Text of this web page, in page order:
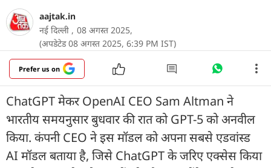
aajtak.in
नई दिल्ली , 08 अगस्त 2025,
(अपडेटेड 08 अगस्त 2025, 6:39 PM IST)
Prefer us on
ChatGPT मेकर OpenAI CEO Sam Altman ने
भारतीय समयनुसार बुधवार की रात को GPT-5 को अनवील
किया. कंपनी CEO ने इस मॉडल को अपना सबसे एडवांस्ड
AI मॉडल बताया है, जिसे ChatGPT के जरिए एक्सेस किया